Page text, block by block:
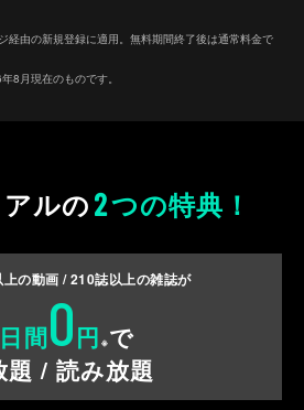
由の新規登録に適用。無料期間終了後は通常料金で
8月現在のものです。
ルの2つの特典！
上の動画 /210誌以上の雑誌が
日間0円 ※で
題 / 読み放題